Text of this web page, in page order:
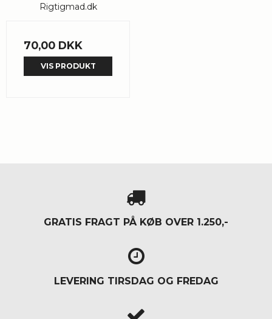
Rigtigmad.dk
70,00 DKK
VIS PRODUKT
GRATIS FRAGT PÅ KØB OVER 1.250,-
LEVERING TIRSDAG OG FREDAG